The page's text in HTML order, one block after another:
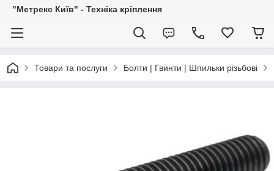
"Метрекс Київ" - Техніка кріплення
Товари та послуги Болти | Гвинти | Шпильки різьбові